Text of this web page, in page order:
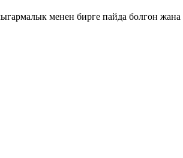
менен бирге пайда болгон